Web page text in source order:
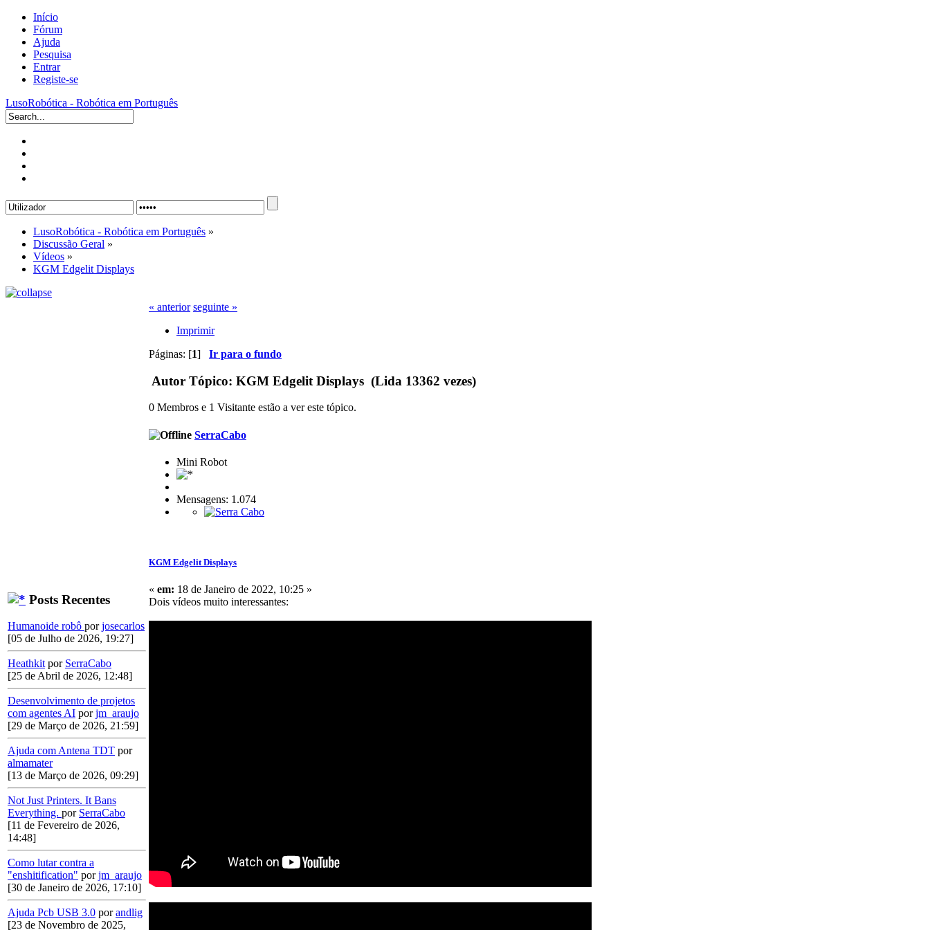
Início
Fórum
Ajuda
Pesquisa
Entrar
Registe-se
LusoRobótica - Robótica em Português
LusoRobótica - Robótica em Português »
Discussão Geral »
Vídeos »
KGM Edgelit Displays
Posts Recentes
Humanoide robô porjosecarlos
[05 de Julho de 2026, 19:27]
Heathkit por SerraCabo
[25 de Abril de 2026, 12:48]
Desenvolvimento de projetos
com agentes AI porjm_araujo
[29 de Março de 2026, 21:59]
Ajuda com Antena TDT por
almamater
[13 de Março de 2026, 09:29]
Not Just Printers. It Bans
Everything. por SerraCabo
[11 de Fevereiro de 2026,
14:48]
Como lutar contra a
"enshitification" porjm_araujo
[30 de Janeiro de 2026, 17:10]
Ajuda Pcb USB 3.0 porandlig
[23 de Novembro de 2025,
« anterior seguinte »
Imprimir
Páginas: [1] Ir para o fundo
Autor Tópico: KGM Edgelit Displays (Lida 13362 vezes)
0 Membros e 1 Visitante estão a ver este tópico.
SerraCabo
Mini Robot
Mensagens: 1.074
KGM Edgelit Displays
« em: 18 de Janeiro de 2022, 10:25 »
Dois vídeos muito interessantes: